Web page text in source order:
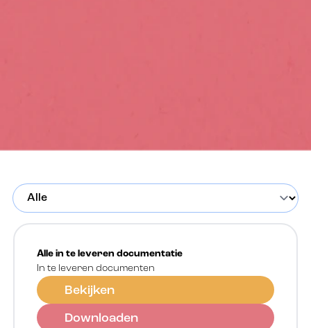
Alle in te leveren documentatie
In te leveren documenten
Bekijken
Downloaden